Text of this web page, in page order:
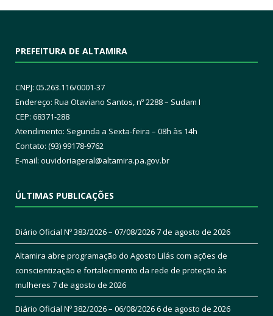
PREFEITURA DE ALTAMIRA
CNPJ: 05.263.116/0001-37
Endereço: Rua Otaviano Santos, nº 2288 – Sudam I
CEP: 68371-288
Atendimento: Segunda a Sexta-feira – 08h às 14h
Contato: (93) 99178-9762
E-mail: ouvidoriageral@altamira.pa.gov.br
ÚLTIMAS PUBLICAÇÕES
Diário Oficial Nº 383/2026 – 07/08/20267 de agosto de 2026
Altamira abre programação do Agosto Lilás com ações de
conscientização e fortalecimento da rede de proteção às
mulheres 7 de agosto de 2026
Diário Oficial Nº 382/2026 – 06/08/20266 de agosto de 2026